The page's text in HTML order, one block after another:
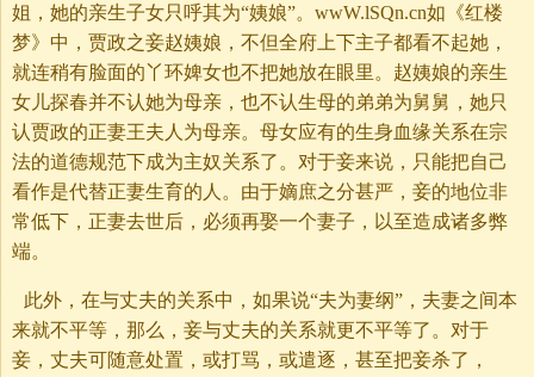
姐，她的亲生子女只呼其为“姨娘”。wwW.lSQn.cn如《红楼
梦》中，贾政之妾赵姨娘，不但全府上下主子都看不起她，
就连稍有脸面的丫环婢女也不把她放在眼里。赵姨娘的亲生
女儿探春并不认她为母亲，也不认生母的弟弟为舅舅，她只
认贾政的正妻王夫人为母亲。母女应有的生身血缘关系在宗
法的道德规范下成为主奴关系了。对于妾来说，只能把自己
看作是代替正妻生育的人。由于嫡庶之分甚严，妾的地位非
常低下，正妻去世后，必须再娶一个妻子，以至造成诸多弊
端。
此外，在与丈夫的关系中，如果说“夫为妻纲”，夫妻之间本
来就不平等，那么，妾与丈夫的关系就更不平等了。对于
妾，丈夫可随意处置，或打骂，或遣逐，甚至把妾杀了，